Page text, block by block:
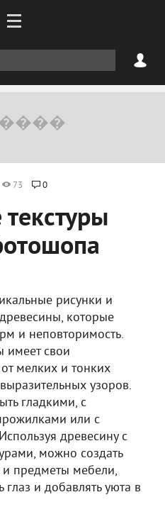
73 0
рисунки и
которые
и неповторимость.
свои
мелких и тонких
узоров.
гладкими, с
или с
древесину с
можно создать
предметы мебели,
глаз и добавлять уюта в